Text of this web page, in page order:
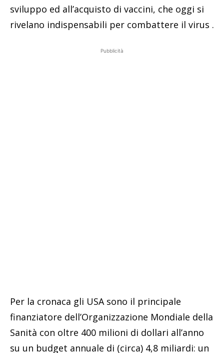
sviluppo ed all’acquisto di vaccini, che oggi si
rivelano indispensabili per combattere il virus .
Pubblicità
Per la cronaca gli USA sono il principale
finanziatore dell’Organizzazione Mondiale della
Sanità con oltre 400 milioni di dollari all’anno
su un budget annuale di (circa) 4,8 miliardi: un